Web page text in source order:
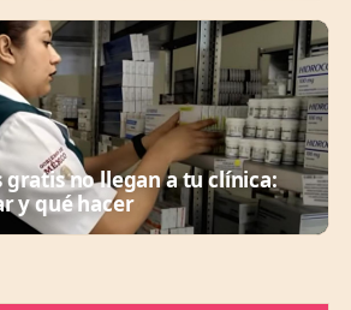
no llegan a tu clínica:
y qué hacer